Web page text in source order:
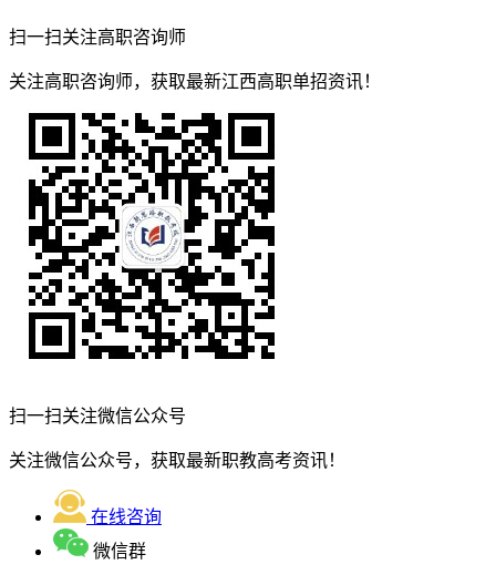
扫一扫关注高职咨询师
关注高职咨询师，获取最新江西高职单招资讯！
扫一扫关注微信公众号
关注微信公众号，获取最新职教高考资讯！
在线咨询
微信群